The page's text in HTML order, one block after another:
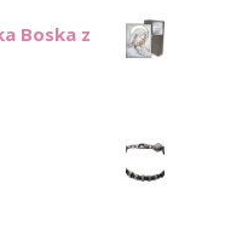
Boska z